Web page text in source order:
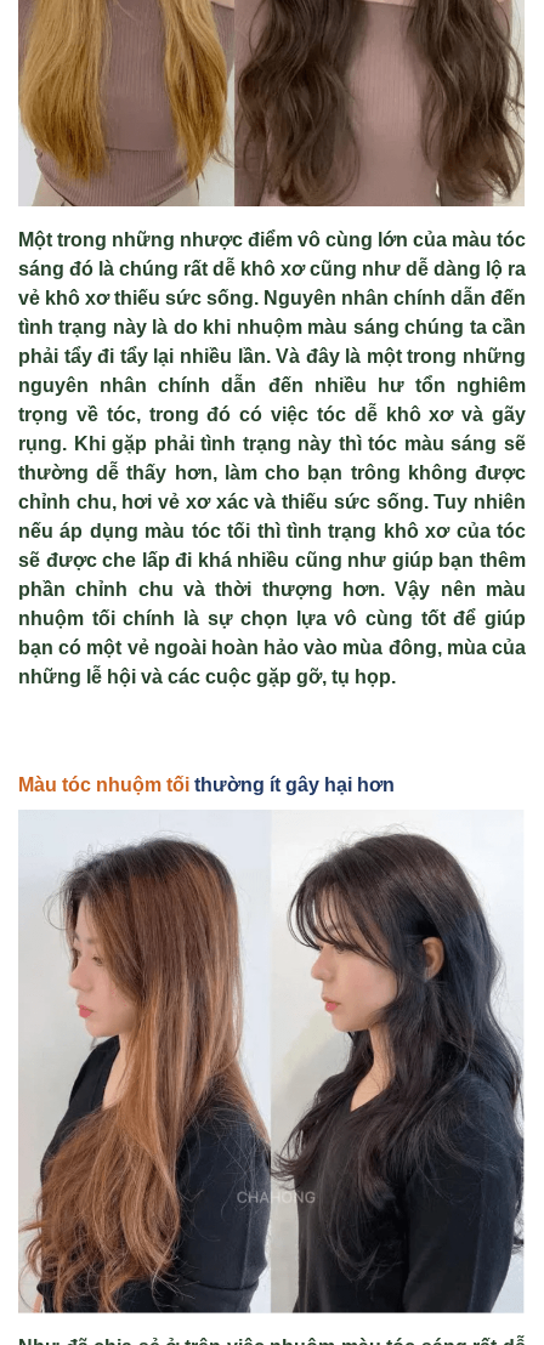
Một trong những nhược điểm vô cùng lớn của màu tóc
sáng đó là chúng rất dễ khô xơ cũng như dễ dàng lộ ra
vẻ khô xơ thiếu sức sống. Nguyên nhân chính dẫn đến
tình trạng này là do khi nhuộm màu sáng chúng ta cần
phải tẩy đi tẩy lại nhiều lần. Và đây là một trong những
nguyên nhân chính dẫn đến nhiều hư tổn nghiêm
trọng về tóc, trong đó có việc tóc dễ khô xơ và gãy
rụng. Khi gặp phải tình trạng này thì tóc màu sáng sẽ
thường dễ thấy hơn, làm cho bạn trông không được
chỉnh chu, hơi vẻ xơ xác và thiếu sức sống. Tuy nhiên
nếu áp dụng màu tóc tối thì tình trạng khô xơ của tóc
sẽ được che lấp đi khá nhiều cũng như giúp bạn thêm
phần chỉnh chu và thời thượng hơn. Vậy nên màu
nhuộm tối chính là sự chọn lựa vô cùng tốt để giúp
bạn có một vẻ ngoài hoàn hảo vào mùa đông, mùa của
những lễ hội và các cuộc gặp gỡ, tụ họp.
Màu tóc nhuộm tối thường ít gây hại hơn